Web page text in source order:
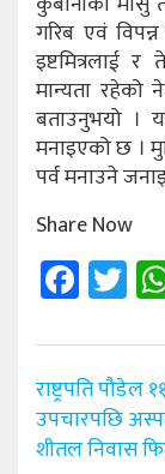
गरिब एवं
इष्टमित्रलाई
मान्यता
बताउनुभयो ।
मनाइएको छ ।
पर्व मनाउने
Share Now
Post
राष्ट्रपति पौडेल
उपचारपछि
शीतल निवास